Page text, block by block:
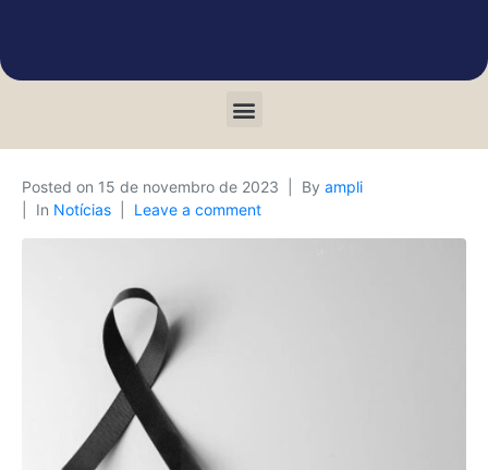
Posted on 15 de novembro de 2023 By ampli
In Notícias Leave a comment